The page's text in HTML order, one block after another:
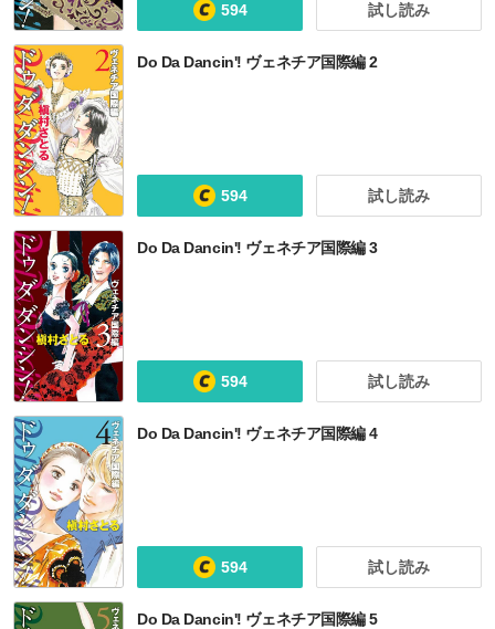
594 試し読み
Do Da Dancin'! ヴェネチア国際編 2
594 試し読み
Do Da Dancin'! ヴェネチア国際編 3
594 試し読み
Do Da Dancin'! ヴェネチア国際編 4
594 試し読み
Do Da Dancin'! ヴェネチア国際編 5